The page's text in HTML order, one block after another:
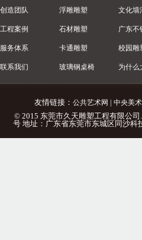
创造团队
工程案例
服务体系
联系我们
浮雕雕塑
石材雕塑
卡通雕塑
玻璃钢桌椅
文化墙
广东不
校园雕
为什么
友情链接： 公共艺术网 | 中央美
© 2015 东莞市久天雕塑工程有限公司
号 地址：广东省东莞市东城区同沙科